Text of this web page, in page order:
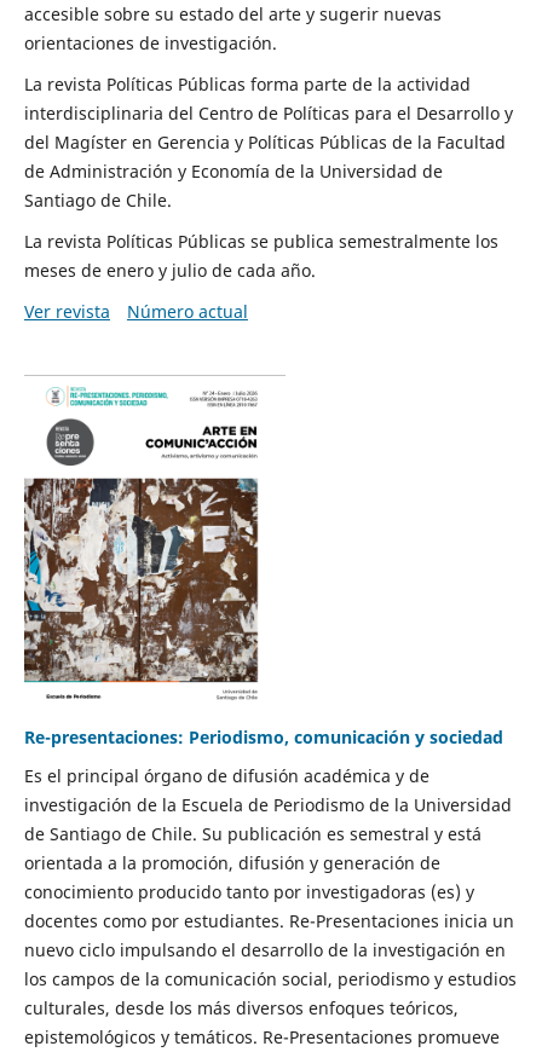
accesible sobre su estado del arte y sugerir nuevas
orientaciones de investigación.
La revista Políticas Públicas forma parte de la actividad
interdisciplinaria del Centro de Políticas para el Desarrollo y
del Magíster en Gerencia y Políticas Públicas de la Facultad
de Administración y Economía de la Universidad de
Santiago de Chile.
La revista Políticas Públicas se publica semestralmente los
meses de enero y julio de cada año.
Ver revista
Número actual
Re-presentaciones: Periodismo, comunicación y sociedad
Es el principal órgano de difusión académica y de
investigación de la Escuela de Periodismo de la Universidad
de Santiago de Chile. Su publicación es semestral y está
orientada a la promoción, difusión y generación de
conocimiento producido tanto por investigadoras (es) y
docentes como por estudiantes. Re-Presentaciones inicia un
nuevo ciclo impulsando el desarrollo de la investigación en
los campos de la comunicación social, periodismo y estudios
culturales, desde los más diversos enfoques teóricos,
epistemológicos y temáticos. Re-Presentaciones promueve